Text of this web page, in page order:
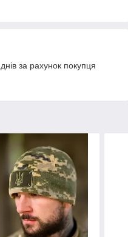
за рахунок покупця